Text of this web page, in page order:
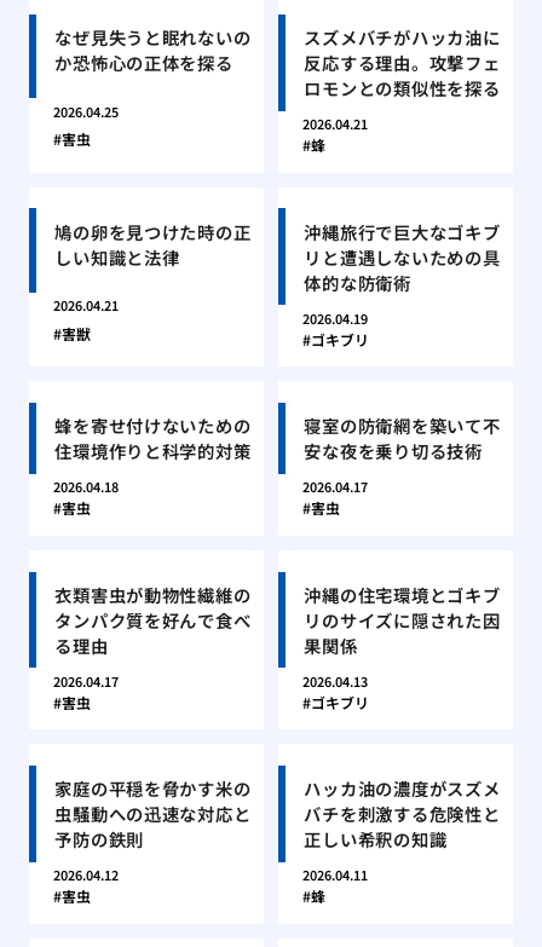
なぜ見失うと眠れないの
か恐怖心の正体を探る
2026.04.25
害虫
スズメバチがハッカ油に
反応する理由。攻撃フェ
ロモンとの類似性を探る
2026.04.21
蜂
鳩の卵を見つけた時の正
しい知識と法律
2026.04.21
害獣
沖縄旅行で巨大なゴキブ
リと遭遇しないための具
体的な防衛術
2026.04.19
ゴキブリ
蜂を寄せ付けないための
住環境作りと科学的対策
2026.04.18
害虫
寝室の防衛網を築いて不
安な夜を乗り切る技術
2026.04.17
害虫
衣類害虫が動物性繊維の
タンパク質を好んで食べ
る理由
2026.04.17
害虫
沖縄の住宅環境とゴキブ
リのサイズに隠された因
果関係
2026.04.13
ゴキブリ
家庭の平穏を脅かす米の
虫騒動への迅速な対応と
予防の鉄則
2026.04.12
害虫
ハッカ油の濃度がスズメ
バチを刺激する危険性と
正しい希釈の知識
2026.04.11
蜂